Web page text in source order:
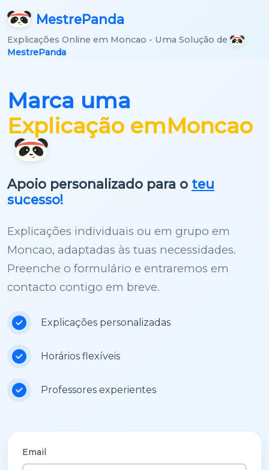
MestrePanda
Explicações Online em Moncao - Uma Solução de
MestrePanda
Marca uma
Explicação emMoncao
Apoio personalizado para o teu
sucesso!
Explicações individuais ou em grupo em
Moncao, adaptadas às tuas necessidades.
Preenche o formulário e entraremos em
contacto contigo em breve.
Explicações personalizadas
Horários flexíveis
Professores experientes
Email